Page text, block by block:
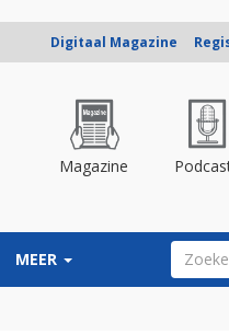
Digitaal Magazine
Magazine
MEER